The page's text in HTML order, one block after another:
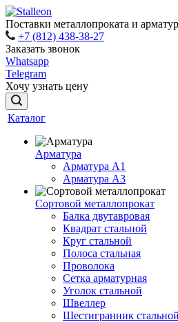
Поставки металлопроката и
+7 (812) 438-38-27
Заказать звонок
Whatsapp
Telegram
Хочу узнать цену
Каталог
Арматура
Арматура A1
Арматура А3
Сортовой металлопрокат
Балка двутавровая
Квадрат стальной
Круг стальной
Полоса стальная
Проволока
Сетка арматурная
Уголок стальной
Швеллер
Шестигранник стальной